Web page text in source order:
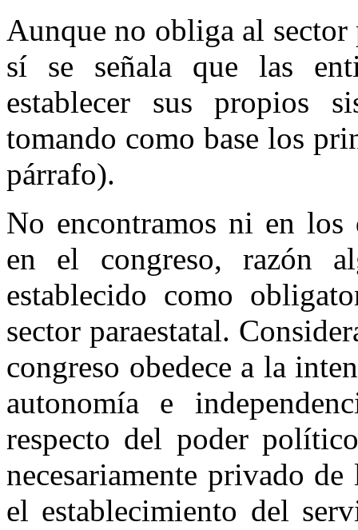
Aunque no obliga al sector
sí se señala que las
establecer sus propios
tomando como base los
párrafo).
No encontramos ni en los
en el congreso, razón
establecido como
sector paraestatal.
congreso obedece a la
autonomía e
respecto del poder
necesariamente privado
el establecimiento del